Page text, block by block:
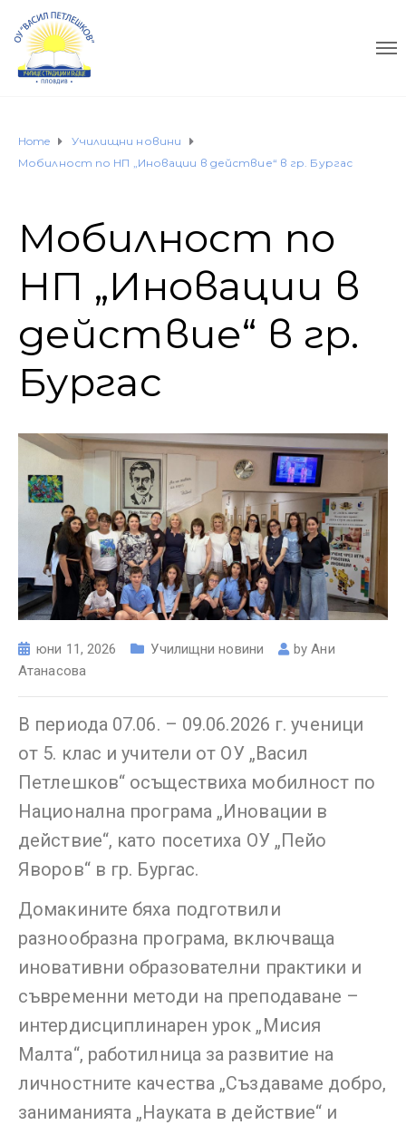
Home
Училищни новини
Мобилност по НП „Иновации в действие“ в гр. Бургас
Мобилност по
НП „Иновации в
действие“ в гр.
Бургас
юни 11, 2026 Училищни новини byАни
Атанасова
В периода 07.06. – 09.06.2026 г. ученици
от 5. клас и учители от ОУ „Васил
Петлешков“ осъществиха мобилност по
Национална програма „Иновации в
действие“, като посетиха ОУ „Пейо
Яворов“ в гр. Бургас.
Домакините бяха подготвили
разнообразна програма, включваща
иновативни образователни практики и
съвременни методи на преподаване –
интердисциплинарен урок „Мисия
Малта“, работилница за развитие на
личностните качества „Създаваме добро,
заниманията „Науката в действие“ и